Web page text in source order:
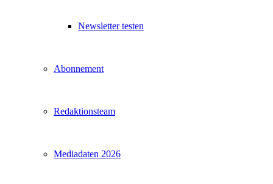
Newsletter testen
Abonnement
Redaktionsteam
Mediadaten 2026